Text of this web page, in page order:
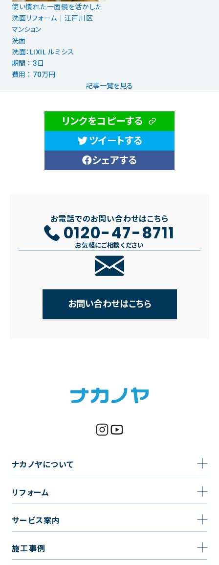
使い慣れた一面鏡を活かした
洗面リフォーム｜江戸川区
マンション
洗面
洗面：LIXIL ルミシス
期間 ： 3日
費用 ： 70万円
記事一覧を見る
リンクをコピーする
ツイートする
シェアする
お電話でのお問い合わせはこちら
0120-47-8711
お気軽にご相談ください
お問い合わせはこちら
ナカノヤについて
事業内容
採用情報
リフォーム
トイレのリフォーム
キッチンのリフォーム
サービス案内
サービスの流れ
施工事例